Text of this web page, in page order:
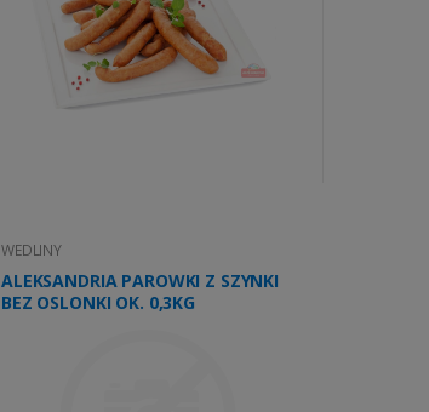
WEDLINY
ALEKSANDRIA PAROWKI Z SZYNKI
BEZ OSLONKI OK. 0,3KG